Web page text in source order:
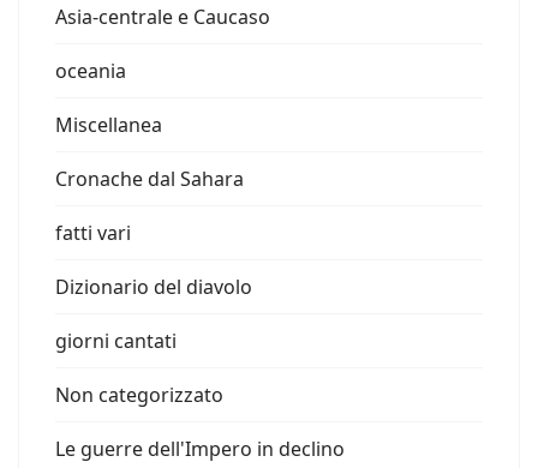
Asia-centrale e Caucaso
oceania
Miscellanea
Cronache dal Sahara
fatti vari
Dizionario del diavolo
giorni cantati
Non categorizzato
Le guerre dell'Impero in declino